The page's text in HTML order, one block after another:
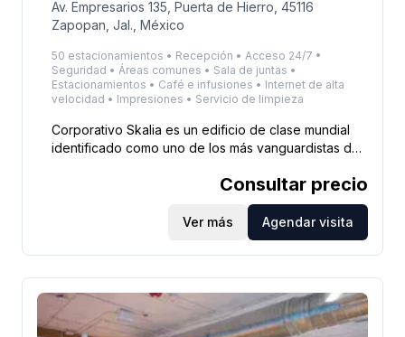
Av. Empresarios 135, Puerta de Hierro, 45116
Zapopan, Jal., México
50 estacionamientos • Recepción • Acceso 24/7 •
Seguridad • Áreas comunes • Sala de juntas •
Estacionamientos • Café e infusiones • Internet de alta
velocidad • Impresiones • Servicio de limpieza
Corporativo Skalia es un edificio de clase mundial
identificado como uno de los más vanguardistas de
eficiencia, seguridad y tecnología que cuenta con
una magnifica ubicación en el corredor financiero
de Puerta de Hierro, la nueva zona de negocios de
la zona metropolitana de Guadalajara. En estas
oficinas equipadas y amuebladas trabajarás en un
ambiente de tranquilidad y elegancia en espacios
decorados y amueblados de manera moderna y
funcional, además de la comodidad y la eficiencia
obtenidas por un calificado staff de servicio y
Consultar precio
Ver más Agendar visita